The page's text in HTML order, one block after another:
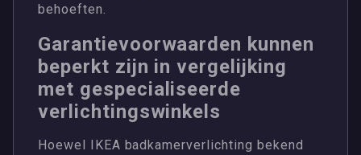
behoeften.
Garantievoorwaarden kunnen
beperkt zijn in vergelijking
met gespecialiseerde
verlichtingswinkels
Hoewel IKEA badkamerverlichting bekend